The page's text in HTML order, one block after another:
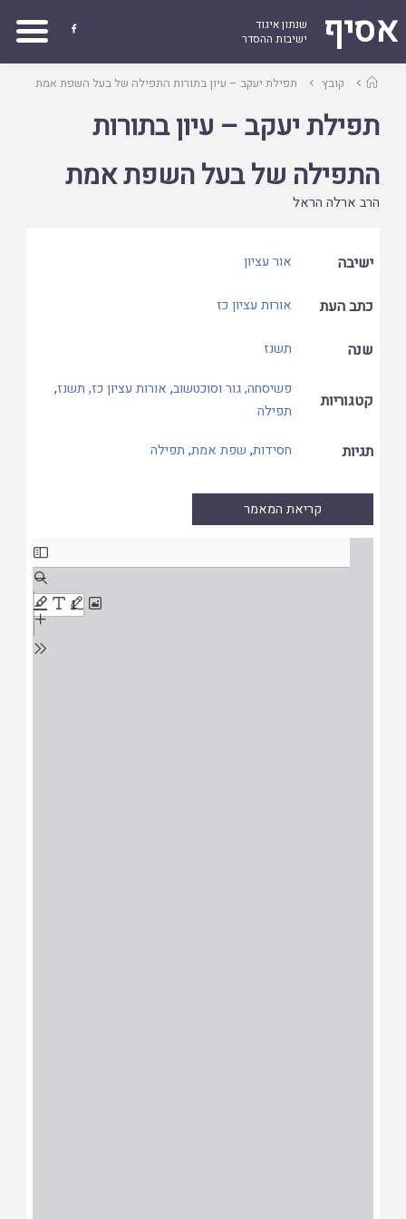
אסיף
שנתון איגוד
ישיבות ההסדר

עמודקובץ תפילת יעקב – עיון בתורות התפילה של בעל השפת אמת
תפילת יעקב – עיון בתורות
התפילה של בעל השפת אמת
הרב ארלה הראל
ישיבה אור עציון
כתב העת אורות עציון כז
שנה תשנז
קטגוריות
פשיסחה, גור וסוכטשוב, אורות עציון כז, תשנז,
תפילה
תגיות חסידות, שפת אמת, תפילה
קריאת המאמר